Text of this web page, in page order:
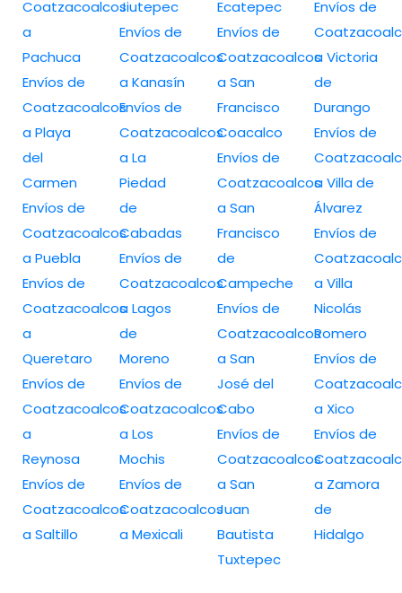
Coatzacoalcos
a
Pachuca
Envíos de
Coatzacoalcos
a Playa
del
Carmen
Envíos de
Coatzacoalcos
a Puebla
Envíos de
Coatzacoalcos
a
Queretaro
Envíos de
Coatzacoalcos
a
Reynosa
Envíos de
Coatzacoalcos
a Saltillo
Jiutepec
Envíos de
Coatzacoalcos
a Kanasín
Envíos de
Coatzacoalcos
a La
Piedad
de
Cabadas
Envíos de
Coatzacoalcos
a Lagos
de
Moreno
Envíos de
Coatzacoalcos
a Los
Mochis
Envíos de
Coatzacoalcos
a Mexicali
Ecatepec
Envíos de
Coatzacoalcos
a San
Francisco
Coacalco
Envíos de
Coatzacoalcos
a San
Francisco
de
Campeche
Envíos de
Coatzacoalcos
a San
José del
Cabo
Envíos de
Coatzacoalcos
a San
Juan
Bautista
Tuxtepec
Envíos de
a Victoria
de
Durango
Envíos de
a Villa de
Álvarez
Envíos de
a Villa
Nicolás
Romero
Envíos de
a Xico
Envíos de
a Zamora
de
Hidalgo